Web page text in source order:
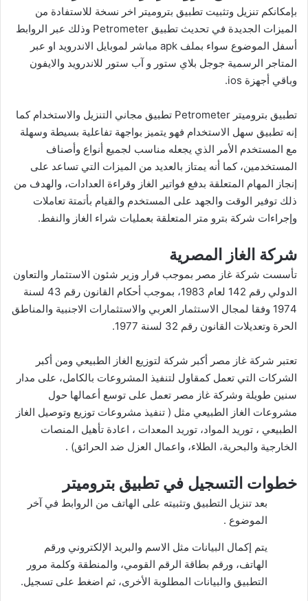
بإمكانكم تنزيل وتثبيت تطبيق بتروميتر اخر نسخة للاستفادة من
الميزات الجديدة في تحديث تطبيق Petrometer وذلك عبر الروابط
أسفل الموضوع سواء بملف apk مباشر لموبايل الاندرويد او عبر
المتاجر الرسمية جوجل بلاي ستور و آب ستور للاندرويد والايفون
وباقي أجهزة ios.
تطبيق بتروميتر Petrometer تطبيق مجاني التنزيل والاستخدام كما
إنه تطبيق سهل الاستخدام فهو يتميز بواجهة تفاعلية بسيطة وسهلة
مع المستخدم الأمر الذي يجعله مناسب لجميع أنواع وأصناف
المستخدمين، كما أنه يمتاز بالعديد من الميزات التي تساعد على
إنجاز المهام المتعلقة بدفع فواتير الغاز وقراءة العدادات، والهدف من
ذلك توفير الوقت والجهد على المستخدم والقيام بأتمتة تعاملات
وإجراءات شركة بترو متر المتعلقة بعمليات شراء الغاز والنفط.
شركة الغاز المصرية
تأسست شركة غاز مصر بموجب قرار وزير شئون الاستثمار والتعاون
الدولي رقم 142 لعام 1983، بموجب أحكام القانون رقم 43 لسنة
1974 وفقا لمجال الاستثمار العربي والاستثمارات الاجنبية والمناطق
الحرة وتعديلات القانون رقم 32 لسنة 1977.
تعتبر شركة غاز مصر أكبر شركة لتوزيع الغاز الطبيعي ومن أكبر
الشركات التي تعمل كمقاول لتنفيذ المشروعات بالكامل، على مدار
سنين طويلة وشركة غاز مصر تعمل على توسع أعمالها حول
مشروعات الغاز الطبيعي مثل ( تنفيذ مشروعات توزيع وتوصيل الغاز
الطبيعي ، توريد المواد، توريد المعدات ، اعادة تأهيل المنصات
الخارجية والبحرية، الطلاء، واعمال العزل ضد الحرائق) .
خطوات التسجيل في تطبيق بتروميتر
بعد تنزيل التطبيق وتثبيته على الهاتف من الروابط في آخر
الموضوع .
يتم إكمال البيانات مثل الاسم والبريد الإلكتروني ورقم
الهاتف، ورقم بطاقة الرقم القومي، والمنطقة وكلمة مرور
التطبيق والبيانات المطلوبة الأخرى، ثم اضغط على تسجيل.